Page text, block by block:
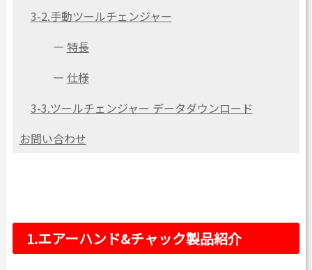
3-2.手動ツールチェンジャー
― 特長
― 仕様
3-3.ツールチェンジャー データダウンロード
お問い合わせ
1.エアーハンド&チャック製品紹介